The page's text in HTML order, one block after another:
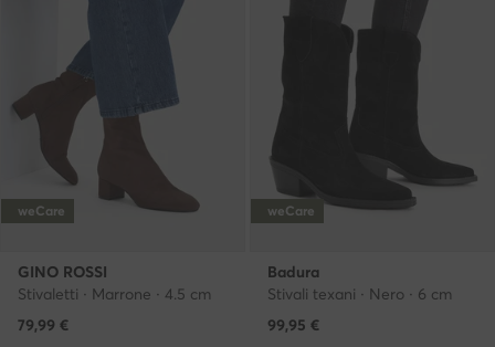
weCare
GINO ROSSI
Stivaletti · Marrone · 4.5 cm
79,99 €
weCare
Badura
Stivali texani · Nero · 6 cm
99,95 €